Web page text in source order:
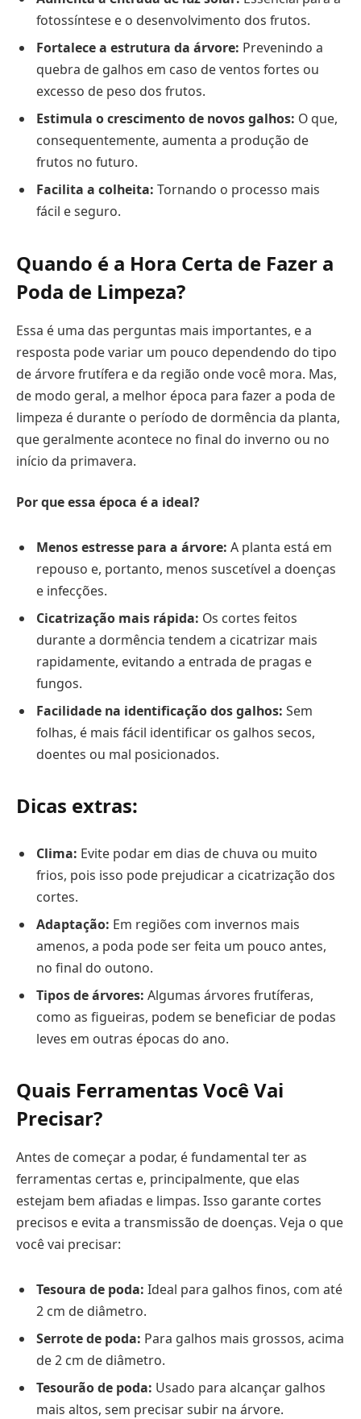
fotossíntese e o desenvolvimento dos frutos.
Fortalece a estrutura da árvore: Prevenindo a
quebra de galhos em caso de ventos fortes ou
excesso de peso dos frutos.
Estimula o crescimento de novos galhos: O que,
consequentemente, aumenta a produção de
frutos no futuro.
Facilita a colheita: Tornando o processo mais
fácil e seguro.
Quando é a Hora Certa de Fazer a
Poda de Limpeza?
Essa é uma das perguntas mais importantes, e a
resposta pode variar um pouco dependendo do tipo
de árvore frutífera e da região onde você mora. Mas,
de modo geral, a melhor época para fazer a poda de
limpeza é durante o período de dormência da planta,
que geralmente acontece no final do inverno ou no
início da primavera.
Por que essa época é a ideal?
Menos estresse para a árvore: A planta está em
repouso e, portanto, menos suscetível a doenças
e infecções.
Cicatrização mais rápida: Os cortes feitos
durante a dormência tendem a cicatrizar mais
rapidamente, evitando a entrada de pragas e
fungos.
Facilidade na identificação dos galhos: Sem
folhas, é mais fácil identificar os galhos secos,
doentes ou mal posicionados.
Dicas extras:
Clima: Evite podar em dias de chuva ou muito
frios, pois isso pode prejudicar a cicatrização dos
cortes.
Adaptação: Em regiões com invernos mais
amenos, a poda pode ser feita um pouco antes,
no final do outono.
Tipos de árvores: Algumas árvores frutíferas,
como as figueiras, podem se beneficiar de podas
leves em outras épocas do ano.
Quais Ferramentas Você Vai
Precisar?
Antes de começar a podar, é fundamental ter as
ferramentas certas e, principalmente, que elas
estejam bem afiadas e limpas. Isso garante cortes
precisos e evita a transmissão de doenças. Veja o que
você vai precisar:
Tesoura de poda: Ideal para galhos finos, com até
2 cm de diâmetro.
Serrote de poda: Para galhos mais grossos, acima
de 2 cm de diâmetro.
Tesourão de poda: Usado para alcançar galhos
mais altos, sem precisar subir na árvore.